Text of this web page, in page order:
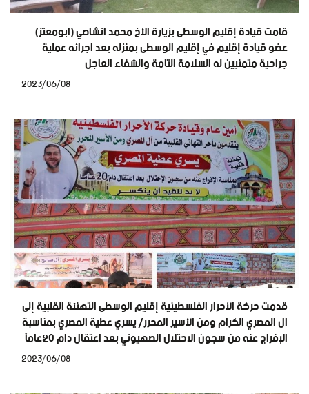
قامت قيادة إقليم الوسطى بزيارة الأخ محمد انشاصي (ابومعتز)
عضو قيادة إقليم في إقليم الوسطى بمنزله بعد اجرائه عملية
جراحية متمنيين له السلامة التامة والشفاء العاجل
قدمت حركة الأحرار الفلسطينية إقليم الوسطى التهنئة القلبية إلى
ال المصري الكرام ومن الأسير المحرر/ يسري عطية المصري بمناسبة
الإفراج عنه من سجون الاحتلال الصهيوني بعد اعتقال دام ٢٠عامآ